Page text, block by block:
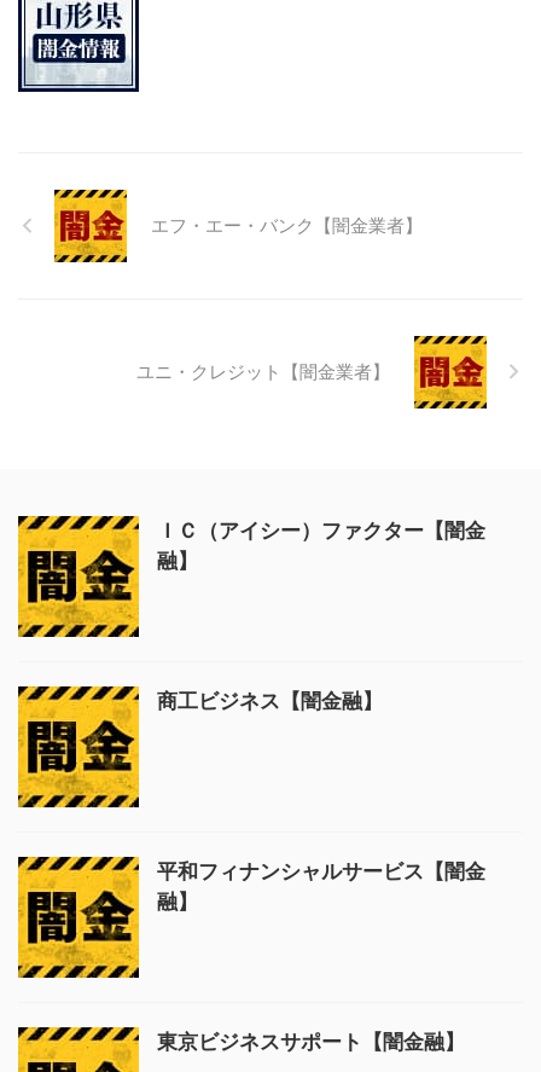
エフ・エー・バンク【闇金業者】
ユニ・クレジット【闇金業者】
ＩＣ（アイシー）ファクター【闇金
融】
商工ビジネス【闇金融】
平和フィナンシャルサービス【闇金
融】
東京ビジネスサポート【闇金融】